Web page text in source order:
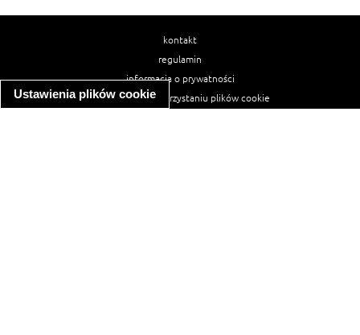
Ustawienia plików cookie
kontakt
regulamin
informacja o prywatności
informacja o wykorzystaniu plików cookie